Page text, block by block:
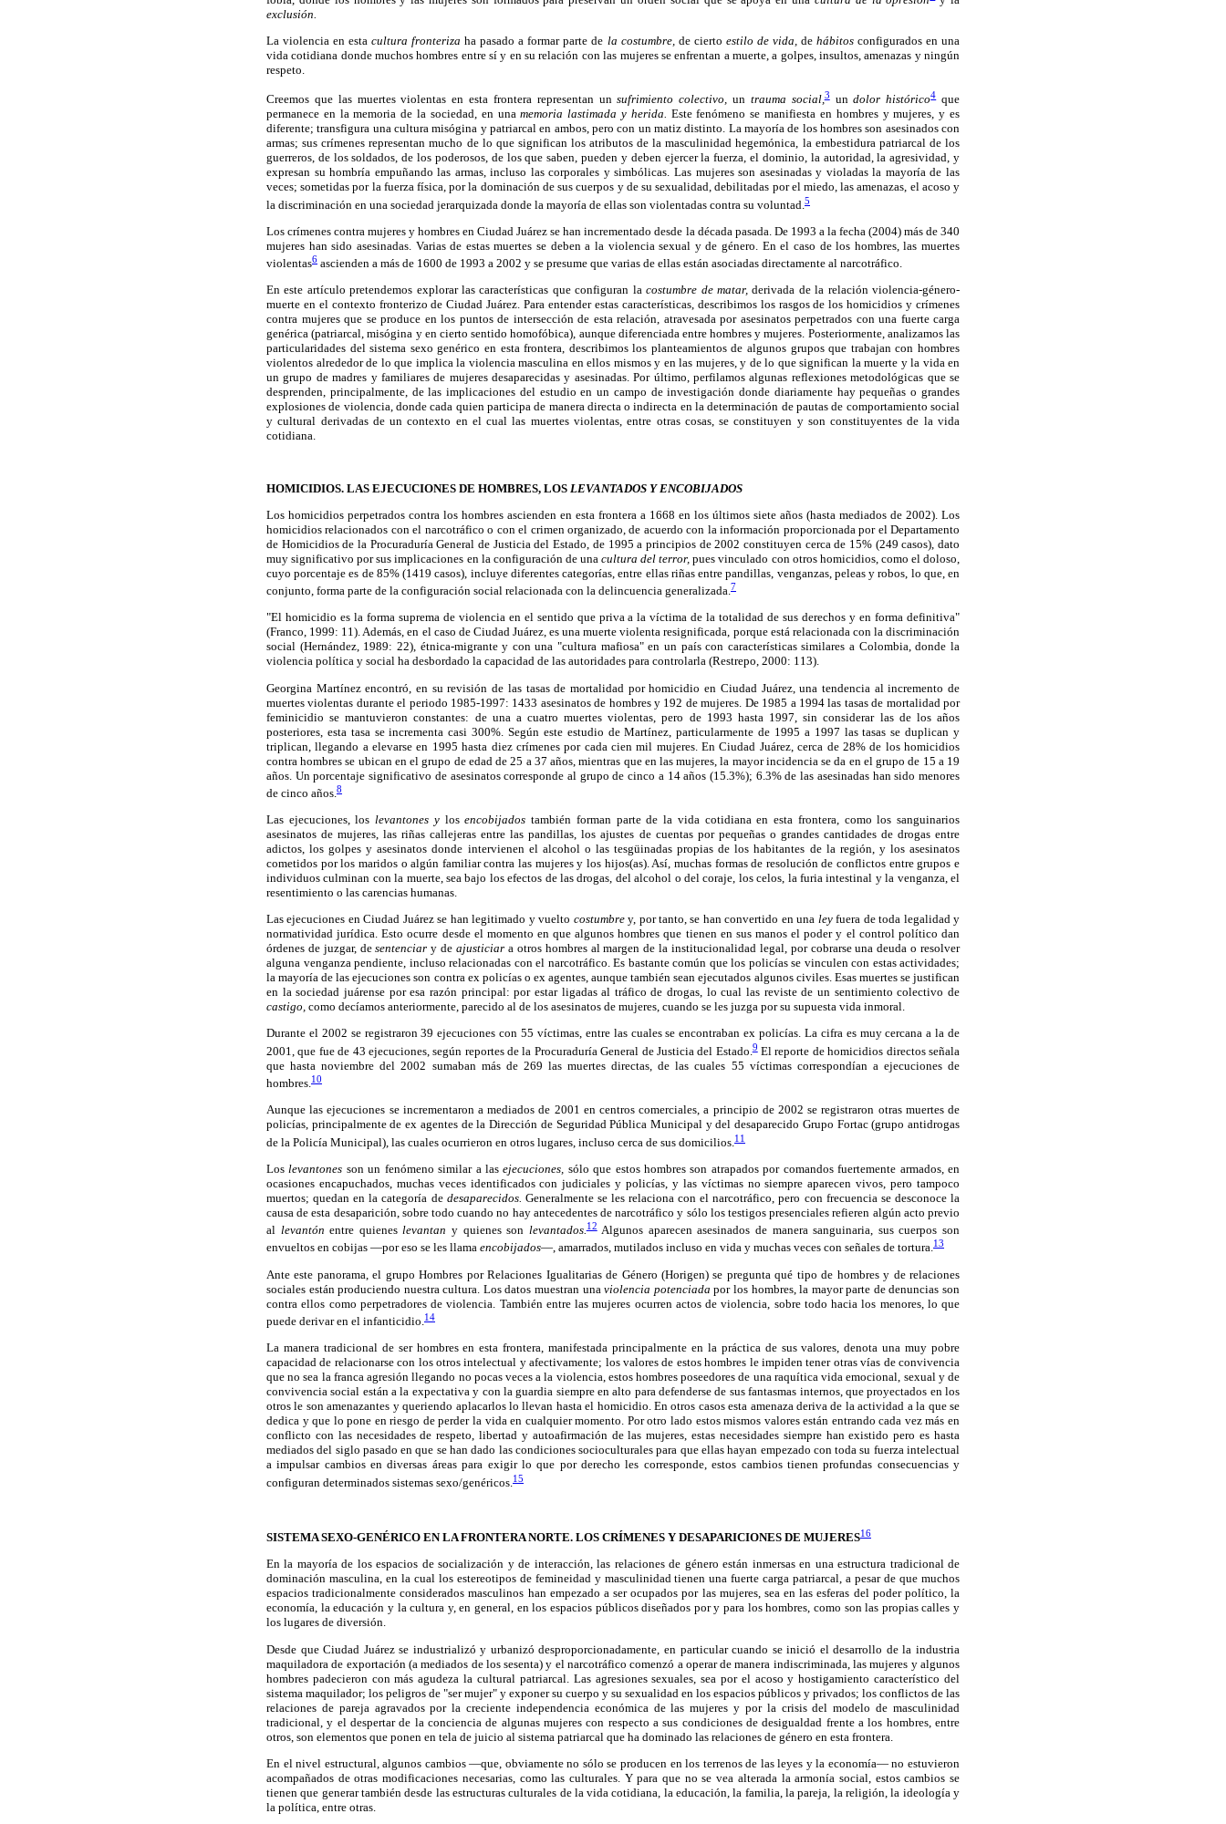
exclusión.
La violencia en estacultura fronteriza ha pasado a formar parte de la costumbre, de cierto estilo de vida, de hábitosconfigurados en una
vida cotidiana donde muchos hombres entre sí y en su relación con las mujeres se enfrentan a muerte, a golpes, insultos, amenazas y ningún
respeto.
Creemos que las muertes violentas en esta frontera representan unsufrimiento colectivo, un trauma social,3undolor histórico4que
permanece en la memoria de la sociedad, en unamemoria lastimada y herida. Este fenómeno se manifiesta en hombres y mujeres, y es
diferente; transfigura una cultura misógina y patriarcal en ambos, pero con un matiz distinto. La mayoría de los hombres son asesinados con
armas; sus crímenes representan mucho de lo que significan los atributos de la masculinidad hegemónica, la embestidura patriarcal de los
guerreros, de los soldados, de los poderosos, de los que saben, pueden y deben ejercer la fuerza, el dominio, la autoridad, la agresividad, y
expresan su hombría empuñando las armas, incluso las corporales y simbólicas. Las mujeres son asesinadas y violadas la mayoría de las
veces; sometidas por la fuerza física, por la dominación de sus cuerpos y de su sexualidad, debilitadas por el miedo, las amenazas, el acoso y
la discriminación en una sociedad jerarquizada donde la mayoría de ellas son violentadas contra su voluntad. 5
Los crímenes contra mujeres y hombres en Ciudad Juárez se han incrementado desde la década pasada. De 1993 a la fecha (2004) más de 340
mujeres han sido asesinadas. Varias de estas muertes se deben a la violencia sexual y de género. En el caso de los hombres, las muertes
violentas6 ascienden a más de 1600 de 1993 a 2002 y se presume que varias de ellas están asociadas directamente al narcotráfico.
En este artículo pretendemos explorar las características que configuran lacostumbre de matar,derivada de la relación violencia-género-
muerte en el contexto fronterizo de Ciudad Juárez. Para entender estas características, describimos los rasgos de los homicidios y crímenes
contra mujeres que se produce en los puntos de intersección de esta relación, atravesada por asesinatos perpetrados con una fuerte carga
genérica (patriarcal, misógina y en cierto sentido homofóbica), aunque diferenciada entre hombres y mujeres. Posteriormente, analizamos las
particularidades del sistema sexo genérico en esta frontera, describimos los planteamientos de algunos grupos que trabajan con hombres
violentos alrededor de lo que implica la violencia masculina en ellos mismos y en las mujeres, y de lo que significan la muerte y la vida en
un grupo de madres y familiares de mujeres desaparecidas y asesinadas. Por último, perfilamos algunas reflexiones metodológicas que se
desprenden, principalmente, de las implicaciones del estudio en un campo de investigación donde diariamente hay pequeñas o grandes
explosiones de violencia, donde cada quien participa de manera directa o indirecta en la determinación de pautas de comportamiento social
y cultural derivadas de un contexto en el cual las muertes violentas, entre otras cosas, se constituyen y son constituyentes de la vida
cotidiana.
HOMICIDIOS. LAS EJECUCIONES DE HOMBRES, LOS LEVANTADOS Y ENCOBIJADOS
Los homicidios perpetrados contra los hombres ascienden en esta frontera a 1668 en los últimos siete años (hasta mediados de 2002). Los
homicidios relacionados con el narcotráfico o con el crimen organizado, de acuerdo con la información proporcionada por el Departamento
de Homicidios de la Procuraduría General de Justicia del Estado, de 1995 a principios de 2002 constituyen cerca de 15% (249 casos), dato
muy significativo por sus implicaciones en la configuración de una cultura del terror, pues vinculado con otros homicidios, como el doloso,
cuyo porcentaje es de 85% (1419 casos), incluye diferentes categorías, entre ellas riñas entre pandillas, venganzas, peleas y robos, lo que, en
conjunto, forma parte de la configuración social relacionada con la delincuencia generalizada.7
"El homicidio es la forma suprema de violencia en el sentido que priva a la víctima de la totalidad de sus derechos y en forma definitiva"
(Franco, 1999: 11). Además, en el caso de Ciudad Juárez, es una muerte violenta resignificada, porque está relacionada con la discriminación
social (Hernández, 1989: 22), étnica-migrante y con una "cultura mafiosa" en un país con características similares a Colombia, donde la
violencia política y social ha desbordado la capacidad de las autoridades para controlarla (Restrepo, 2000: 113).
Georgina Martínez encontró, en su revisión de las tasas de mortalidad por homicidio en Ciudad Juárez, una tendencia al incremento de
muertes violentas durante el periodo 1985-1997: 1433 asesinatos de hombres y 192 de mujeres. De 1985 a 1994 las tasas de mortalidad por
feminicidio se mantuvieron constantes: de una a cuatro muertes violentas, pero de 1993 hasta 1997, sin considerar las de los años
posteriores, esta tasa se incrementa casi 300%. Según este estudio de Martínez, particularmente de 1995 a 1997 las tasas se duplican y
triplican, llegando a elevarse en 1995 hasta diez crímenes por cada cien mil mujeres. En Ciudad Juárez, cerca de 28% de los homicidios
contra hombres se ubican en el grupo de edad de 25 a 37 años, mientras que en las mujeres, la mayor incidencia se da en el grupo de 15 a 19
años. Un porcentaje significativo de asesinatos corresponde al grupo de cinco a 14 años (15.3%); 6.3% de las asesinadas han sido menores
de cinco años. 8
Las ejecuciones, loslevantones ylosencobijados también forman parte de la vida cotidiana en esta frontera, como los sanguinarios
asesinatos de mujeres, las riñas callejeras entre las pandillas, los ajustes de cuentas por pequeñas o grandes cantidades de drogas entre
adictos, los golpes y asesinatos donde intervienen el alcohol o las tesgüinadas propias de los habitantes de la región, y los asesinatos
cometidos por los maridos o algún familiar contra las mujeres y los hijos(as). Así, muchas formas de resolución de conflictos entre grupos e
individuos culminan con la muerte, sea bajo los efectos de las drogas, del alcohol o del coraje, los celos, la furia intestinal y la venganza, el
resentimiento o las carencias humanas.
Las ejecuciones en Ciudad Juárez se han legitimado y vuelto costumbrey, por tanto, se han convertido en una leyfuera de toda legalidad y
normatividad jurídica. Esto ocurre desde el momento en que algunos hombres que tienen en sus manos el poder y el control político dan
órdenes de juzgar, desentenciar y deajusticiar a otros hombres al margen de la institucionalidad legal, por cobrarse una deuda o resolver
alguna venganza pendiente, incluso relacionadas con el narcotráfico. Es bastante común que los policías se vinculen con estas actividades;
la mayoría de las ejecuciones son contra ex policías o ex agentes, aunque también sean ejecutados algunos civiles. Esas muertes se justifican
en la sociedad juárense por esa razón principal: por estar ligadas al tráfico de drogas, lo cual las reviste de un sentimiento colectivo de
castigo, como decíamos anteriormente, parecido al de los asesinatos de mujeres, cuando se les juzga por su supuesta vida inmoral.
Durante el 2002 se registraron 39 ejecuciones con 55 víctimas, entre las cuales se encontraban ex policías. La cifra es muy cercana a la de
2001, que fue de 43 ejecuciones, según reportes de la Procuraduría General de Justicia del Estado.9El reporte de homicidios directos señala
que hasta noviembre del 2002 sumaban más de 269 las muertes directas, de las cuales 55 víctimas correspondían a ejecuciones de
hombres.10
Aunque las ejecuciones se incrementaron a mediados de 2001 en centros comerciales, a principio de 2002 se registraron otras muertes de
policías, principalmente de ex agentes de la Dirección de Seguridad Pública Municipal y del desaparecido Grupo Fortac (grupo antidrogas
de la Policía Municipal), las cuales ocurrieron en otros lugares, incluso cerca de sus domicilios. 11
Los levantones son un fenómeno similar a lasejecuciones, sólo que estos hombres son atrapados por comandos fuertemente armados, en
ocasiones encapuchados, muchas veces identificados con judiciales y policías, y las víctimas no siempre aparecen vivos, pero tampoco
muertos; quedan en la categoría de desaparecidos. Generalmente se les relaciona con el narcotráfico, pero con frecuencia se desconoce la
causa de esta desaparición, sobre todo cuando no hay antecedentes de narcotráfico y sólo los testigos presenciales refieren algún acto previo
al levantón entre quieneslevantan y quienes son levantados.12Algunos aparecen asesinados de manera sanguinaria, sus cuerpos son
envueltos en cobijas —por eso se les llama encobijados—, amarrados, mutilados incluso en vida y muchas veces con señales de tortura.13
Ante este panorama, el grupo Hombres por Relaciones Igualitarias de Género (Horigen) se pregunta qué tipo de hombres y de relaciones
sociales están produciendo nuestra cultura. Los datos muestran unaviolencia potenciada por los hombres, la mayor parte de denuncias son
contra ellos como perpetradores de violencia. También entre las mujeres ocurren actos de violencia, sobre todo hacia los menores, lo que
puede derivar en el infanticidio.14
La manera tradicional de ser hombres en esta frontera, manifestada principalmente en la práctica de sus valores, denota una muy pobre
capacidad de relacionarse con los otros intelectual y afectivamente; los valores de estos hombres le impiden tener otras vías de convivencia
que no sea la franca agresión llegando no pocas veces a la violencia, estos hombres poseedores de una raquítica vida emocional, sexual y de
convivencia social están a la expectativa y con la guardia siempre en alto para defenderse de sus fantasmas internos, que proyectados en los
otros le son amenazantes y queriendo aplacarlos lo llevan hasta el homicidio. En otros casos esta amenaza deriva de la actividad a la que se
dedica y que lo pone en riesgo de perder la vida en cualquier momento. Por otro lado estos mismos valores están entrando cada vez más en
conflicto con las necesidades de respeto, libertad y autoafirmación de las mujeres, estas necesidades siempre han existido pero es hasta
mediados del siglo pasado en que se han dado las condiciones socioculturales para que ellas hayan empezado con toda su fuerza intelectual
a impulsar cambios en diversas áreas para exigir lo que por derecho les corresponde, estos cambios tienen profundas consecuencias y
configuran determinados sistemas sexo/genéricos. 15
SISTEMA SEXO-GENÉRICO EN LA FRONTERA NORTE. LOS CRÍMENES Y DESAPARICIONES DE MUJERES16
En la mayoría de los espacios de socialización y de interacción, las relaciones de género están inmersas en una estructura tradicional de
dominación masculina, en la cual los estereotipos de femineidad y masculinidad tienen una fuerte carga patriarcal, a pesar de que muchos
espacios tradicionalmente considerados masculinos han empezado a ser ocupados por las mujeres, sea en las esferas del poder político, la
economía, la educación y la cultura y, en general, en los espacios públicos diseñados por y para los hombres, como son las propias calles y
los lugares de diversión.
Desde que Ciudad Juárez se industrializó y urbanizó desproporcionadamente, en particular cuando se inició el desarrollo de la industria
maquiladora de exportación (a mediados de los sesenta) y el narcotráfico comenzó a operar de manera indiscriminada, las mujeres y algunos
hombres padecieron con más agudeza la cultural patriarcal. Las agresiones sexuales, sea por el acoso y hostigamiento característico del
sistema maquilador; los peligros de "ser mujer" y exponer su cuerpo y su sexualidad en los espacios públicos y privados; los conflictos de las
relaciones de pareja agravados por la creciente independencia económica de las mujeres y por la crisis del modelo de masculinidad
tradicional, y el despertar de la conciencia de algunas mujeres con respecto a sus condiciones de desigualdad frente a los hombres, entre
otros, son elementos que ponen en tela de juicio al sistema patriarcal que ha dominado las relaciones de género en esta frontera.
En el nivel estructural, algunos cambios —que, obviamente no sólo se producen en los terrenos de las leyes y la economía— no estuvieron
acompañados de otras modificaciones necesarias, como las culturales. Y para que no se vea alterada la armonía social, estos cambios se
tienen que generar también desde las estructuras culturales de la vida cotidiana, la educación, la familia, la pareja, la religión, la ideología y
la política, entre otras.